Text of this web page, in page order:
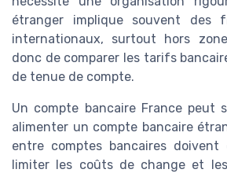
étranger implique souvent des
internationaux, surtout hors
donc de comparer les tarifs
de tenue de compte.
Un compte bancaire France peut
alimenter un compte bancaire
entre comptes bancaires doivent
limiter les coûts de change et les